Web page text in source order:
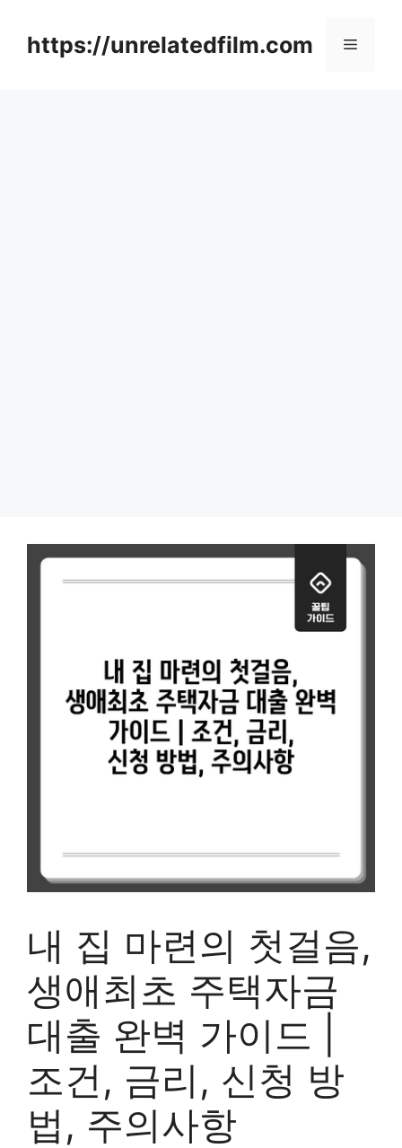
contenthttps://unrelatedfilm.com Menu
내 집 마련의 첫걸음,
생애최초 주택자금
대출 완벽 가이드 |
조건, 금리, 신청 방
법, 주의사항